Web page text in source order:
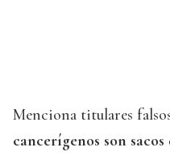
Menciona titulares
cancerígenos son